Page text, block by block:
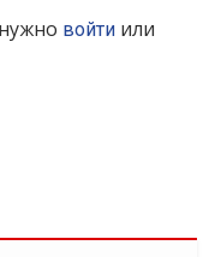
войти или